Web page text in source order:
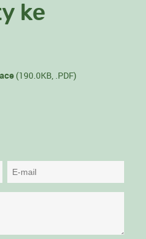
ke
(190.0KB, .PDF)